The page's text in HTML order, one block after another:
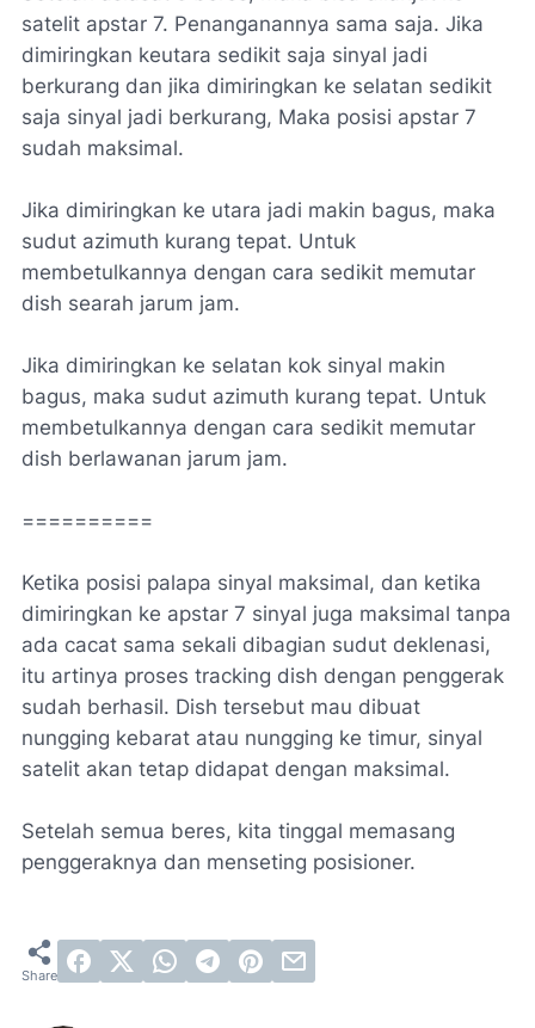
satelit apstar 7. Penanganannya sama saja. Jika
dimiringkan keutara sedikit saja sinyal jadi
berkurang dan jika dimiringkan ke selatan sedikit
saja sinyal jadi berkurang, Maka posisi apstar 7
sudah maksimal.
Jika dimiringkan ke utara jadi makin bagus, maka
sudut azimuth kurang tepat. Untuk
membetulkannya dengan cara sedikit memutar
dish searah jarum jam.
Jika dimiringkan ke selatan kok sinyal makin
bagus, maka sudut azimuth kurang tepat. Untuk
membetulkannya dengan cara sedikit memutar
dish berlawanan jarum jam.
==========
Ketika posisi palapa sinyal maksimal, dan ketika
dimiringkan ke apstar 7 sinyal juga maksimal tanpa
ada cacat sama sekali dibagian sudut deklenasi,
itu artinya proses tracking dish dengan penggerak
sudah berhasil. Dish tersebut mau dibuat
nungging kebarat atau nungging ke timur, sinyal
satelit akan tetap didapat dengan maksimal.
Setelah semua beres, kita tinggal memasang
penggeraknya dan menseting posisioner.